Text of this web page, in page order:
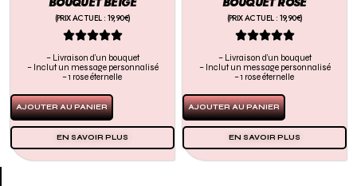
(PRIX ACTUEL : 19,90€)

– Livraison d’un bouquet
– Inclut un message personnalisé
– 1 rose éternelle
AJOUTER AU PANIER
EN SAVOIR PLUS
(PRIX ACTUEL : 19,90€)

– Livraison d’un bouquet
– Inclut un message personnalisé
– 1 rose éternelle
AJOUTER AU PANIER
EN SAVOIR PLUS